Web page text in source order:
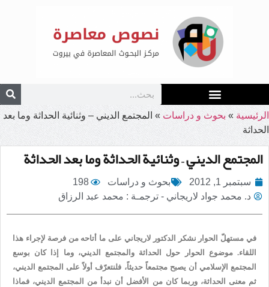
الرئيسية » بحوث و دراسات » المجتمع الديني – وثنائية الحداثة وما بعد
الحداثة
المجتمع الديني – وثنائية الحداثة وما بعد الحداثة
سبتمبر 1, 2012 بحوث و دراسات
198
د. محمد جواد لاريجاني - ترجمـة : محمد عبد الرزاق
في مستهلّ الحوار نشكر الدكتور لاريجاني على ما أتاحه من فرصة لإجراء هذا
اللقاء. موضوع الحوار حول الحداثة والمجتمع الديني، وما إذا كان بوسع
المجتمع الإسلامي أن يصبح مجتمعاً حديثاً، فلنتعرّف أولاً على المجتمع الديني،
ثم معنى الحداثة، وربما كان من الأفضل أن نبدأ من المجتمع الديني، فماذا